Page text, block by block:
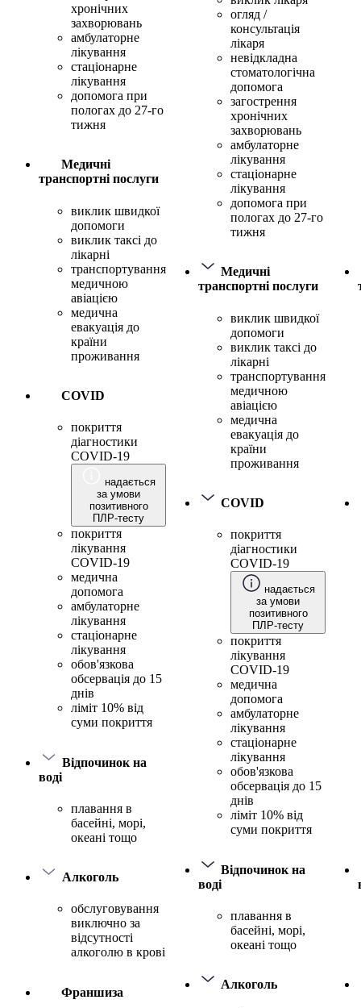
хронічних
захворювань
амбулаторне
лікування
стаціонарне
лікування
допомога при
пологах до 27-го
тижня
Медичні
транспортні послуги
виклик швидкої
допомоги
виклик таксі до
лікарні
транспортування
медичною
авіацією
медична
евакуація до
країни
проживання
COVID
покриття
діагностики
COVID-19
надається
за умови
позитивного
ПЛР-тесту
покриття
лікування
COVID-19
медична
допомога
амбулаторне
лікування
стаціонарне
лікування
обов'язкова
обсервація до 15
днів
ліміт 10% від
суми покриття
Відпочинок на
воді
плавання в
басейні, морі,
океані тощо
Алкоголь
обслуговування
виключно за
відсутності
алкоголю в крові
Франшиза
огляд /
консультація
лікаря
невідкладна
стоматологічна
допомога
загострення
хронічних
захворювань
амбулаторне
лікування
стаціонарне
лікування
допомога при
пологах до 27-го
тижня
Медичні
транспортні послуги
виклик швидкої
допомоги
виклик таксі до
лікарні
транспортування
медичною
авіацією
медична
евакуація до
країни
проживання
COVID
покриття
діагностики
COVID-19
надається
за умови
позитивного
ПЛР-тесту
покриття
лікування
COVID-19
медична
допомога
амбулаторне
лікування
стаціонарне
лікування
обов'язкова
обсервація до 15
днів
ліміт 10% від
суми покриття
Відпочинок на
воді
плавання в
басейні, морі,
океані тощо
Алкоголь